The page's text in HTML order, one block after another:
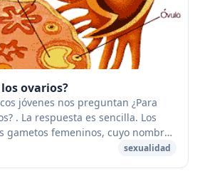
ovarios?
jóvenes nos preguntan ¿Para
. La respuesta es sencilla. Los
gametos femeninos, cuyo nombre
óvulo) en func...
sexualidad